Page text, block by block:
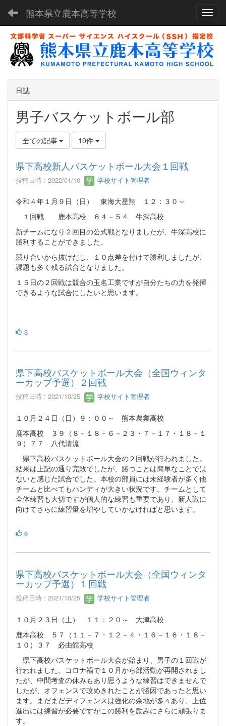
熊本県立鹿本高等学校
日誌
男子バスケットボール部
全ての記事 10件
県下高校新人バスケットボール大会１回戦
投稿日時 : 2022/01/10 学校サイト管理者
令和４年１月９日（日） 東海大星翔 １２：３０～
１回戦 鹿本高校 ６４－５４ 牛深高校
新チームになり２回目の公式戦となりましたが、牛深高校に
勝利することができました。
競り合いから抜けだし、１０点差を付けて勝利しましたが、
課題も多く残る試合となりました。
１５日の２回戦は競合の玉名工業ですが自分たちの力を発揮
できるような試合にしたいと思います。
3
県下高校バスケットボール大会（全国ウィンタ
ーカップ予選）２回戦
投稿日時 : 2021/10/25 学校サイト管理者
１０月２４日（日）９：００～ 熊本農業高校
鹿本高校 ３９（８－１８・６－２３・７－１７・１８－１
９）７７ 八代清流
県下高校バスケットボール大会の２回戦が行われました。
結果は上記の通り完敗でしたが、勝つことは簡単なことでは
ないと感じた試合でした。本校の部員には未経験者が多く他
チームと比べてもハンディが大きい状況です。チームとして
全体練習も大切ですが個人的な練習も重要であり、新人戦に
向けてさらに練習量を増やしていかなければと思います。
6
県下高校バスケットボール大会（全国ウィンタ
ーカップ予選）１回戦
投稿日時 : 2021/10/25 学校サイト管理者
１０月２３日（土） １１：２０～ 大津高校
鹿本高校 ５７（１１－７・１２－４・１６－１６・１８－
１０）３７ 必由館高校
県下高校バスケットボール大会が始まり、男子の１回戦が
行われました。コロナ禍で１０月から部活動が再開されまし
たが、中間考査の休みもあり思うような練習はできませんで
したが、オフェンスで攻めきれたことが勝因であったと思い
ます。まだまだディフェンスは強化の余地が多々あり、上位
進出には練習が必要ですがこの勝利を励みにさらに頑張りま
す。